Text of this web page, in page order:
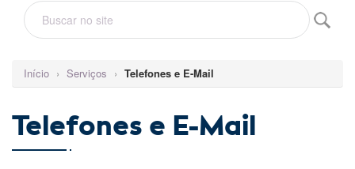
Início › Serviços › Telefones e E-Mail
Telefones e E-Mail